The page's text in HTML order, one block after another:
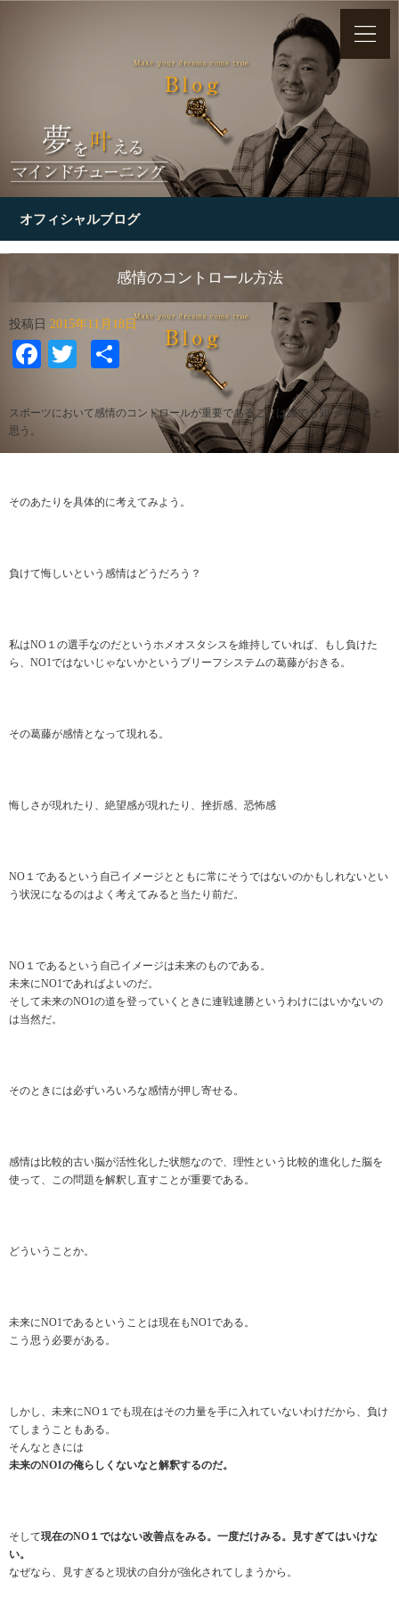
オフィシャルブログ
感情のコントロール方法
投稿日 2015年11月18日
Facebook
Twitter
スポーツにおいて感情のコントロールが重要であることは誰でも知っていると
思う。
そのあたりを具体的に考えてみよう。
負けて悔しいという感情はどうだろう？
私はNO１の選手なのだというホメオスタシスを維持していれば、もし負けた
ら、NO1ではないじゃないかというブリーフシステムの葛藤がおきる。
その葛藤が感情となって現れる。
悔しさが現れたり、絶望感が現れたり、挫折感、恐怖感
NO１であるという自己イメージとともに常にそうではないのかもしれないとい
う状況になるのはよく考えてみると当たり前だ。
NO１であるという自己イメージは未来のものである。
未来にNO1であればよいのだ。
そして未来のNO1の道を登っていくときに連戦連勝というわけにはいかないの
は当然だ。
そのときには必ずいろいろな感情が押し寄せる。
感情は比較的古い脳が活性化した状態なので、理性という比較的進化した脳を
使って、この問題を解釈し直すことが重要である。
どういうことか。
未来にNO1であるということは現在もNO1である。
こう思う必要がある。
しかし、未来にNO１でも現在はその力量を手に入れていないわけだから、負け
てしまうこともある。
そんなときには
未来のNO1の俺らしくないなと解釈するのだ。
そして現在のNO１ではない改善点をみる。一度だけみる。見すぎてはいけな
い。
なぜなら、見すぎると現状の自分が強化されてしまうから。